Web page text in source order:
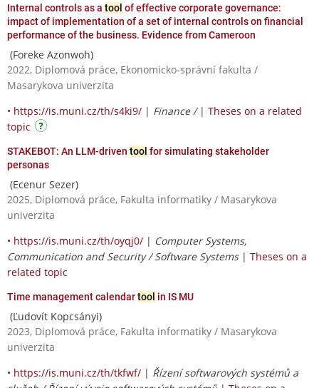
Internal controls as a tool of effective corporate governance:
impact of implementation of a set of internal controls on financial
performance of the business. Evidence from Cameroon
(Foreke Azonwoh)
2022, Diplomová práce, Ekonomicko-správní fakulta /
Masarykova univerzita
• https://is.muni.cz/th/s4ki9/ | Finance / | Theses on a related
topic
STAKEBOT: An LLM-driven tool for simulating stakeholder
personas
(Ecenur Sezer)
2025, Diplomová práce, Fakulta informatiky / Masarykova
univerzita
• https://is.muni.cz/th/oyqj0/ | Computer Systems,
Communication and Security / Software Systems| Theses on a
related topic
Time management calendartool in IS MU
(Ľudovít Kopcsányi)
2023, Diplomová práce, Fakulta informatiky / Masarykova
univerzita
• https://is.muni.cz/th/tkfwf/ | Řízení softwarových systémů a